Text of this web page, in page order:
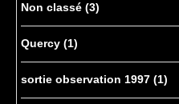
Non classé (3)
Quercy (1)
sortie observation 1997 (1)